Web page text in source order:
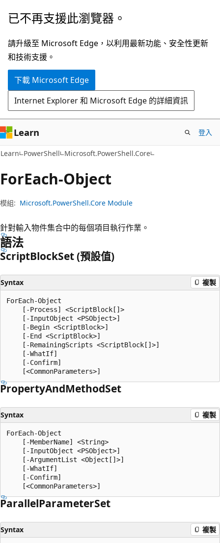
跳
主
要
內
跳
頁
面
內
覽
已不再支援此瀏覽器。
請升級至 Microsoft Edge，以利用最新功能、安全性更新
和技術支援。
下載 Microsoft Edge
Internet Explorer 和 Microsoft Edge 的詳細資訊
Learn 登入
Learn PowerShell Microsoft.PowerShell.Core
ForEach-Object
模組: Microsoft.PowerShell.Core Module
針對輸入物件集合中的每個項目執行作業。
語法
ScriptBlockSet (預設值)
Syntax 複製
ForEach-Object
    [-Process] <ScriptBlock[]>
    [-InputObject <PSObject>]
    [-Begin <ScriptBlock>]
    [-End <ScriptBlock>]
    [-RemainingScripts <ScriptBlock[]>]
    [-WhatIf]
    [-Confirm]
PropertyAndMethodSet
Syntax 複製
ForEach-Object
    [-MemberName] <String>
    [-InputObject <PSObject>]
    [-ArgumentList <Object[]>]
    [-WhatIf]
    [-Confirm]
ParallelParameterSet
Syntax 複製